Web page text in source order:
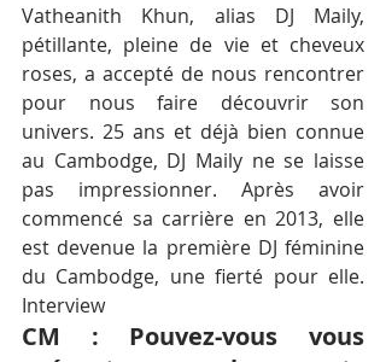
Vatheanith Khun, alias DJ Maily,
pétillante, pleine de vie et cheveux
roses, a accepté de nous rencontrer
pour nous faire découvrir son
univers. 25 ans et déjà bien connue
au Cambodge, DJ Maily ne se laisse
pas impressionner. Après avoir
commencé sa carrière en 2013, elle
est devenue la première DJ féminine
du Cambodge, une fierté pour elle.
Interview
CM : Pouvez-vous vous